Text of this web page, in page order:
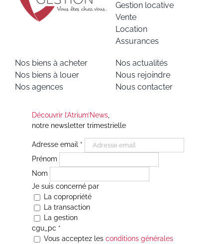
Gestion locative
Vente
Location
Assurances
Nos biens à acheter
Nos biens à louer
Nos agences
Nos actualités
Nous rejoindre
Nous contacter
Découvrir l’Atrium’News,
notre newsletter trimestrielle
Adresse email *
Prénom
Nom
Je suis concerné par
La copropriété
La transaction
La gestion
cgu_pc *
Vous acceptez les conditions générales